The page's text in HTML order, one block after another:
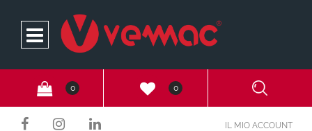
Open
0 0
IL MIO ACCOUNT